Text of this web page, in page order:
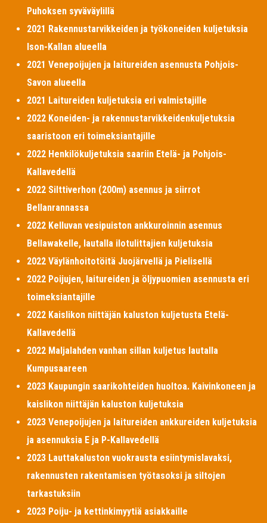
Puhoksen syväväylillä
2021 Rakennustarvikkeiden ja työkoneiden kuljetuksia
Ison-Kallan alueella
2021 Venepoijujen ja laitureiden asennusta Pohjois-
Savon alueella
2021 Laitureiden kuljetuksia eri valmistajille
2022 Koneiden- ja rakennustarvikkeidenkuljetuksia
saaristoon eri toimeksiantajille
2022 Henkilökuljetuksia saariin Etelä- ja Pohjois-
Kallavedellä
2022 Silttiverhon (200m) asennus ja siirrot
Bellanrannassa
2022 Kelluvan vesipuiston ankkuroinnin asennus
Bellawakelle, lautalla ilotulittajien kuljetuksia
2022 Väylänhoitotöitä Juojärvellä ja Pielisellä
2022 Poijujen, laitureiden ja öljypuomien asennusta eri
toimeksiantajille
2022 Kaislikon niittäjän kaluston kuljetusta Etelä-
Kallavedellä
2022 Maljalahden vanhan sillan kuljetus lautalla
Kumpusaareen
2023 Kaupungin saarikohteiden huoltoa. Kaivinkoneen ja
kaislikon niittäjän kaluston kuljetuksia
2023 Venepoijujen ja laitureiden ankkureiden kuljetuksia
ja asennuksia E ja P-Kallavedellä
2023 Lauttakaluston vuokrausta esiintymislavaksi,
rakennusten rakentamisen työtasoksi ja siltojen
tarkastuksiin
2023 Poiju- ja kettinkimyytiä asiakkaille